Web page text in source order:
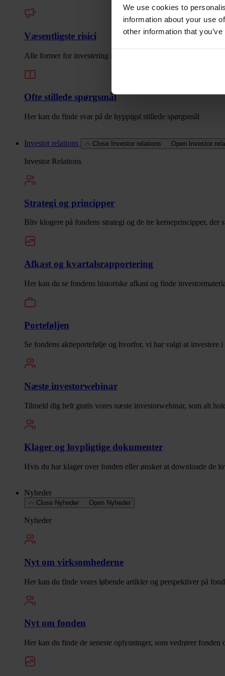
We use cookies to
information about your use
other information that
Væsentligste risici
Alle former for investering indeholder risici. Læs her om de
Ofte stillede spørgsmål
Her kan du finde svar på de hyppigst stillede spørgsmål
Investor relations Close Investor relations Open Investor
Investor Relations
Strategi og principper
Bliv klogere på fondens strategi og de tre kerneprincipper, der
Afkast og kvartalsrapportering
Her kan du se fondens historiske afkast og finde
Porteføljen
Se fondens aktieportefølje og hvorfor, vi har valgt at investere i
Næste investorwebinar
Tilmeld dig helt gratis vores næste investorwebinar, som alt
Klager og lovpligtige dokumenter
Hvis du har klager over fonden eller ønsker at downloade de
Nyheder
Close Nyheder Open Nyheder
Nyheder
Nyt om virksomhederne
Her kan du finde vores løbende artikler og perspektiver på
Nyt om fonden
Her kan du finde de seneste oplysninger, som vedrører fonden